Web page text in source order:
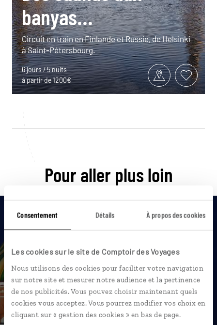
Consentement Détails À propos des cookies
Les cookies sur le site de Comptoir des Voyages
Nous utilisons des cookies pour faciliter votre navigation
sur notre site et mesurer notre audience et la pertinence
de nos publicités. Vous pouvez choisir maintenant quels
cookies vous acceptez. Vous pourrez modifier vos choix en
cliquant sur « gestion des cookies » en bas de page.
banyas...
Circuit en train en Finlande et Russie, de Helsinki
à Saint-Pétersbourg.
6 jours / 5 nuits
à partir de 1200€
Pour aller plus loin
Russie
DÉCOUVRIR